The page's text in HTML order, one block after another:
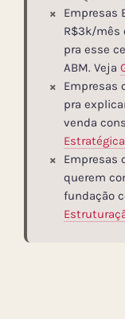
Empresas
R$3k/mês
pra esse
ABM. Veja
Empresas
pra
venda
Estratégica
Empresas
querem
fundação